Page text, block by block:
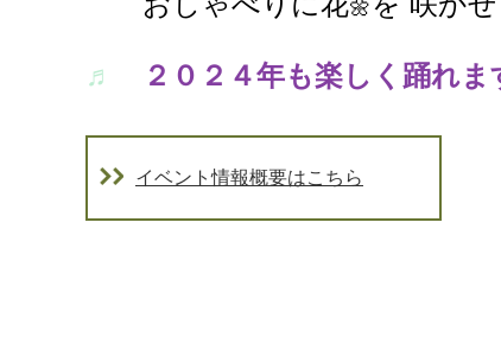
🌼
♬ ２０２４年も楽しく踊れ
イベント情報概要はこちら